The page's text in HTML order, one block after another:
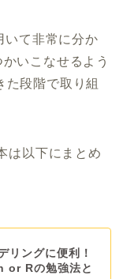
いて非常に分か
いこなせるよう
た段階で取り組
は以下にまとめ
リングに便利！
Rの勉強法と